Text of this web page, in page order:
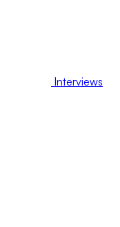
Interviews